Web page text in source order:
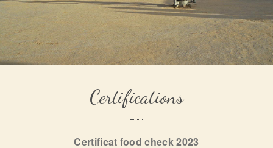
Certifications
Certificat food check 2023